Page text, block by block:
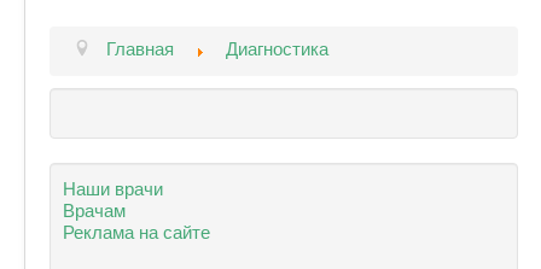
Главная Диагностика
Наши врачи
Врачам
Реклама на сайте